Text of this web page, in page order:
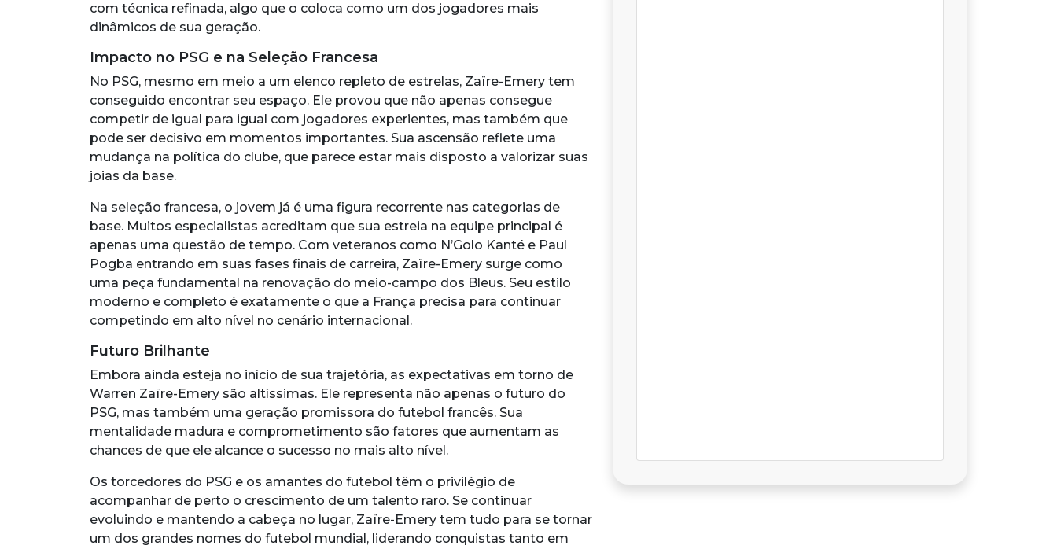
com técnica refinada, algo que o coloca como um dos jogadores mais
dinâmicos de sua geração.
Impacto no PSG e na Seleção Francesa
No PSG, mesmo em meio a um elenco repleto de estrelas, Zaïre-Emery tem
conseguido encontrar seu espaço. Ele provou que não apenas consegue
competir de igual para igual com jogadores experientes, mas também que
pode ser decisivo em momentos importantes. Sua ascensão reflete uma
mudança na política do clube, que parece estar mais disposto a valorizar suas
joias da base.
Na seleção francesa, o jovem já é uma figura recorrente nas categorias de
base. Muitos especialistas acreditam que sua estreia na equipe principal é
apenas uma questão de tempo. Com veteranos como N’Golo Kanté e Paul
Pogba entrando em suas fases finais de carreira, Zaïre-Emery surge como
uma peça fundamental na renovação do meio-campo dos Bleus. Seu estilo
moderno e completo é exatamente o que a França precisa para continuar
competindo em alto nível no cenário internacional.
Futuro Brilhante
Embora ainda esteja no início de sua trajetória, as expectativas em torno de
Warren Zaïre-Emery são altíssimas. Ele representa não apenas o futuro do
PSG, mas também uma geração promissora do futebol francês. Sua
mentalidade madura e comprometimento são fatores que aumentam as
chances de que ele alcance o sucesso no mais alto nível.
Os torcedores do PSG e os amantes do futebol têm o privilégio de
acompanhar de perto o crescimento de um talento raro. Se continuar
evoluindo e mantendo a cabeça no lugar, Zaïre-Emery tem tudo para se tornar
um dos grandes nomes do futebol mundial, liderando conquistas tanto em